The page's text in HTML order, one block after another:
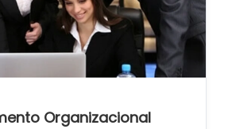
Organizacional